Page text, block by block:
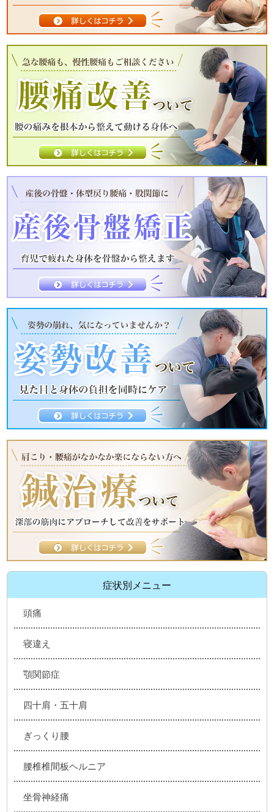
症状別メニュー
頭痛
寝違え
顎関節症
四十肩・五十肩
ぎっくり腰
腰椎椎間板ヘルニア
坐骨神経痛